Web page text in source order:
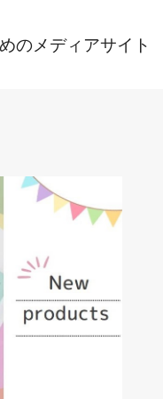
のメディアサイト